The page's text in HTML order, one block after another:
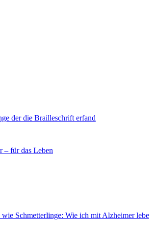
der die Brailleschrift erfand
– für das Leben
Schmetterlinge: Wie ich mit Alzheimer lebe